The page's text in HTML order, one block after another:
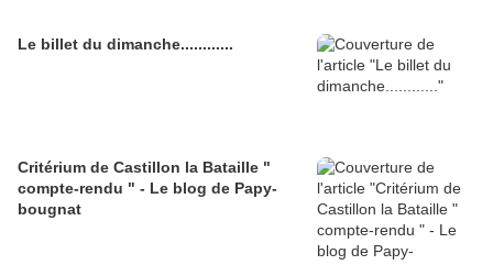
Le billet du dimanche............
Critérium de Castillon la Bataille "
compte-rendu " - Le blog de Papy-
bougnat